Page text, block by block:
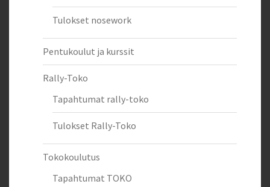
Tulokset nosework
Pentukoulut ja kurssit
Rally-Toko
Tapahtumat rally-toko
Tulokset Rally-Toko
Tokokoulutus
Tapahtumat TOKO